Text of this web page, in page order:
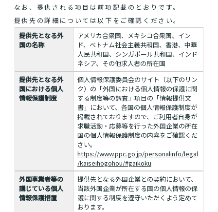
なお、提供される項目は前項記載のとおりです。
提供先の詳細については以下をご確認ください。
提供先となる外
国の名称
アメリカ合衆国、メキシコ合衆国、イン
ド、ベトナム社会主義共和国、香港、中華
人民共和国、シンガポール共和国、インド
ネシア、その他求人者の所在国
提供先となる外
国における個人
情報保護制度
個人情報保護委員会のサイト（以下のリン
ク）の「外国における個人情報の保護に関
する制度等の調査」項目の「情報提供文
書」において、各国の個人情報保護制度が
掲載されておりますので、ご利用者自身が
求職活動・応募等を行った外国企業の所在
国の個人情報保護制度の内容をご確認くだ
さい。
https://www.ppc.go.jp/personalinfo/legal
/kaiseihogohou/#gaikoku
外国事業者等の
講じている個人
情報保護措置
提供先となる外国企業との契約において、
当該外国企業が所在する国の個人情報の保
護に関する制度を遵守いただくよう定めて
おります。